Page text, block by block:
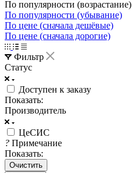
По популярности (возрастание)
По популярности (убывание)
По цене (сначала дешёвые)
По цене (сначала дорогие)
Фильтр
Статус
Доступен к заказу
Показать:
Производитель
ЦеСИС
? Примечание
Показать:
Очистить